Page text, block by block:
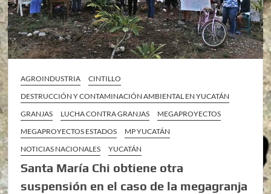
AGROINDUSTRIA
CINTILLO
DESTRUCCIÓN Y CONTAMINACIÓN AMBIENTAL EN YUCATÁN
GRANJAS
LUCHA CONTRA GRANJAS
MEGAPROYECTOS
MEGAPROYECTOS ESTADOS
MP YUCATÁN
NOTICIAS NACIONALES
YUCATÁN
Santa María Chi obtiene otra
suspensión en el caso de la megagranja